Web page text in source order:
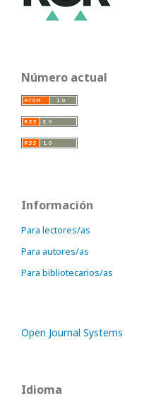
Número actual
Información
Para lectores/as
Para autores/as
Para bibliotecarios/as
Open Journal Systems
Idioma